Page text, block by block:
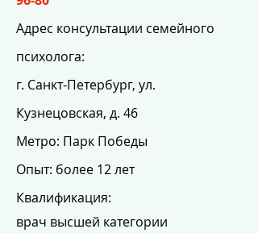
Адрес консультации семейного
психолога:
г. Санкт-Петербург, ул.
Кузнецовская, д. 46
Метро: Парк Победы
Опыт: более 12 лет
Квалификация:
врач высшей категории